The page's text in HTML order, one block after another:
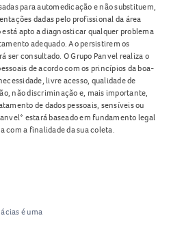
para automedicação e não substituem,
dadas pelo profissional da área
apto a diagnosticar qualquer problema
adequado. Ao persistirem os
ser consultado. O Grupo Panvel realiza o
de acordo com os princípios da boa-
livre acesso, qualidade de
não discriminação e, mais importante,
de dados pessoais, sensíveis ou
estará baseado em fundamento legal
com a finalidade da sua coleta.
é uma